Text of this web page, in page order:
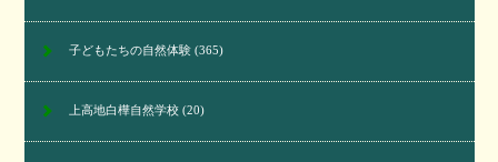
子どもたちの自然体験(365)
上高地白樺自然学校(20)